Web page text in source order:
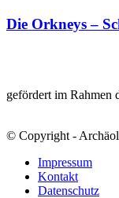
Die Orkneys –
gefördert im Rahmen
© Copyright -
Impressum
Kontakt
Datenschutz